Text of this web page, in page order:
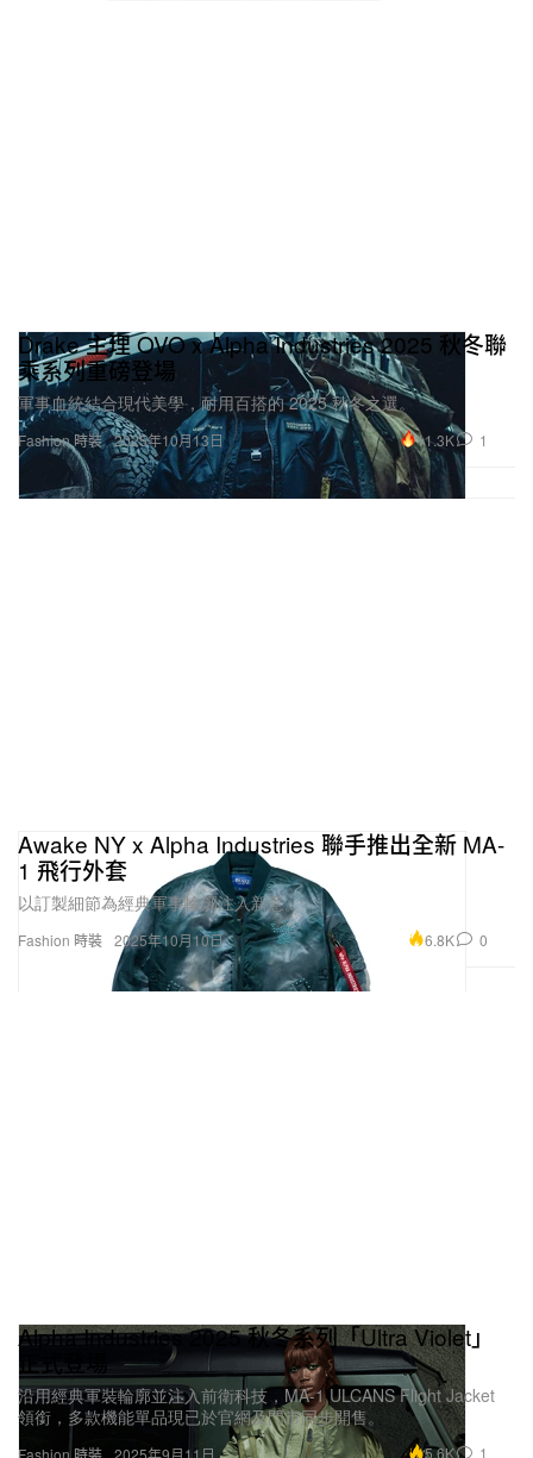
Fashion 時裝
Drake 主理 OVO x Alpha Industries 2025 秋冬聯
乘系列重磅登場
軍事血統結合現代美學，耐用百搭的 2025 秋冬之選。
2025年10月13日 11.3K 1
Fashion 時裝
Awake NY x Alpha Industries 聯手推出全新 MA-
1 飛行外套
以訂製細節為經典軍事輪廓注入新意。
2025年10月10日 6.8K 0
Fashion 時裝
Alpha Industries 2025 秋冬系列「Ultra Violet」
正式登場
沿用經典軍裝輪廓並注入前衛科技，MA-1 ULCANS Flight Jacket
領銜，多款機能單品現已於官網及門市同步開售。
2025年9月11日 5.6K 1